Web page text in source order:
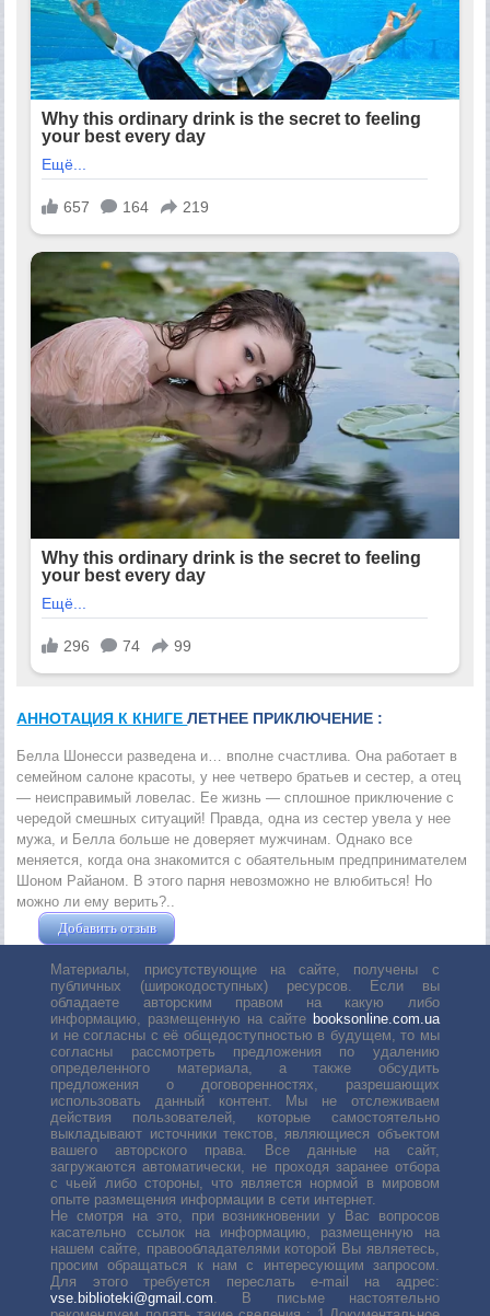
АННОТАЦИЯ К КНИГЕЛЕТНЕЕ ПРИКЛЮЧЕНИЕ :
Белла Шонесси разведена и… вполне счастлива. Она работает в
семейном салоне красоты, у нее четверо братьев и сестер, а отец
— неисправимый ловелас. Ее жизнь — сплошное приключение с
чередой смешных ситуаций! Правда, одна из сестер увела у нее
мужа, и Белла больше не доверяет мужчинам. Однако все
меняется, когда она знакомится с обаятельным предпринимателем
Шоном Райаном. В этого парня невозможно не влюбиться! Но
можно ли ему верить?..
Добавить отзыв
Материалы, присутствующие на сайте, получены с
публичных (широкодоступных) ресурсов. Если вы
обладаете авторским правом на какую либо
информацию, размещенную на сайте booksonline.com.ua
и не согласны с её общедоступностью в будущем, то мы
согласны рассмотреть предложения по удалению
определенного материала, а также обсудить
предложения о договоренностях, разрешающих
использовать данный контент. Мы не отслеживаем
действия пользователей, которые самостоятельно
выкладывают источники текстов, являющиеся объектом
вашего авторского права. Все данные на сайт,
загружаются автоматически, не проходя заранее отбора
с чьей либо стороны, что является нормой в мировом
опыте размещения информации в сети интернет.
Не смотря на это, при возникновении у Вас вопросов
касательно ссылок на информацию, размещенную на
нашем сайте, правообладателями которой Вы являетесь,
просим обращаться к нам с интересующим запросом.
Для этого требуется переслать е-mail на адрес:
vse.biblioteki@gmail.com. В письме настоятельно